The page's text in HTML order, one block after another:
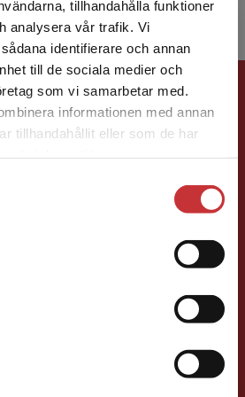
tillhandahålla funktioner
analysera vår trafik. Vi
identifierare och annan
till de sociala medier och
som vi samarbetar med.
informationen med annan
tillhandahållit eller som de har
fraktregion
du besöker
via en enhet utanför Sverige.
utanför Sverige. För
köp måste